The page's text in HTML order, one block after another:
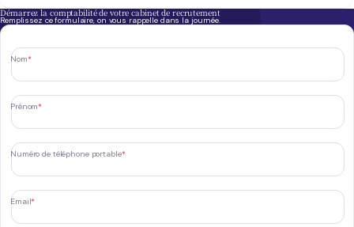
Démarrez la comptabilité de votre cabinet de recrutement
Remplissez ce formulaire, on vous rappelle dans la journée.
Nom*
Prénom*
Numéro de téléphone portable*
Email*